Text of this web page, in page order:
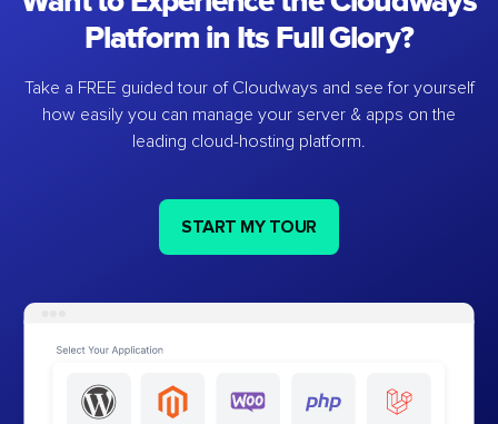
Platform in Its Full Glory?
Take a FREE guided tour of Cloudways and see for yourself
how easily you can manage your server & apps on the
leading cloud-hosting platform.
START MY TOUR